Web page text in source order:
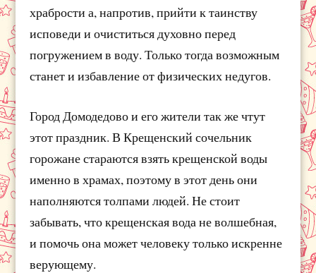
храбрости а, напротив, прийти к таинству
исповеди и очиститься духовно перед
погружением в воду. Только тогда возможным
станет и избавление от физических недугов.
Город Домодедово и его жители так же чтут
этот праздник. В Крещенский сочельник
горожане стараются взять крещенской воды
именно в храмах, поэтому в этот день они
наполняются толпами людей. Не стоит
забывать, что крещенская вода не волшебная,
и помочь она может человеку только искренне
верующему.